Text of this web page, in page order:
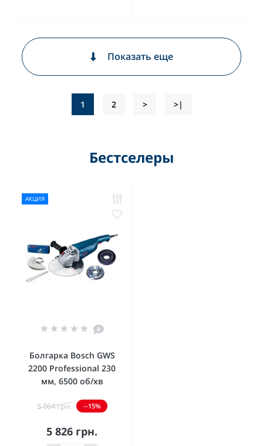
Показать еще
1 2 > >|
Бестселеры
АКЦИЯ
0
Болгарка Bosch GWS
2200 Professional 230
мм, 6500 об/хв
5 064 грн. --15%
5 826 грн.